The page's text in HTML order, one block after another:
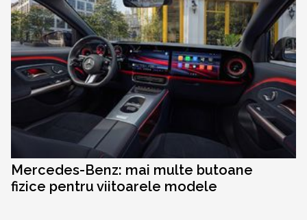
Mercedes-Benz: mai multe butoane
fizice pentru viitoarele modele